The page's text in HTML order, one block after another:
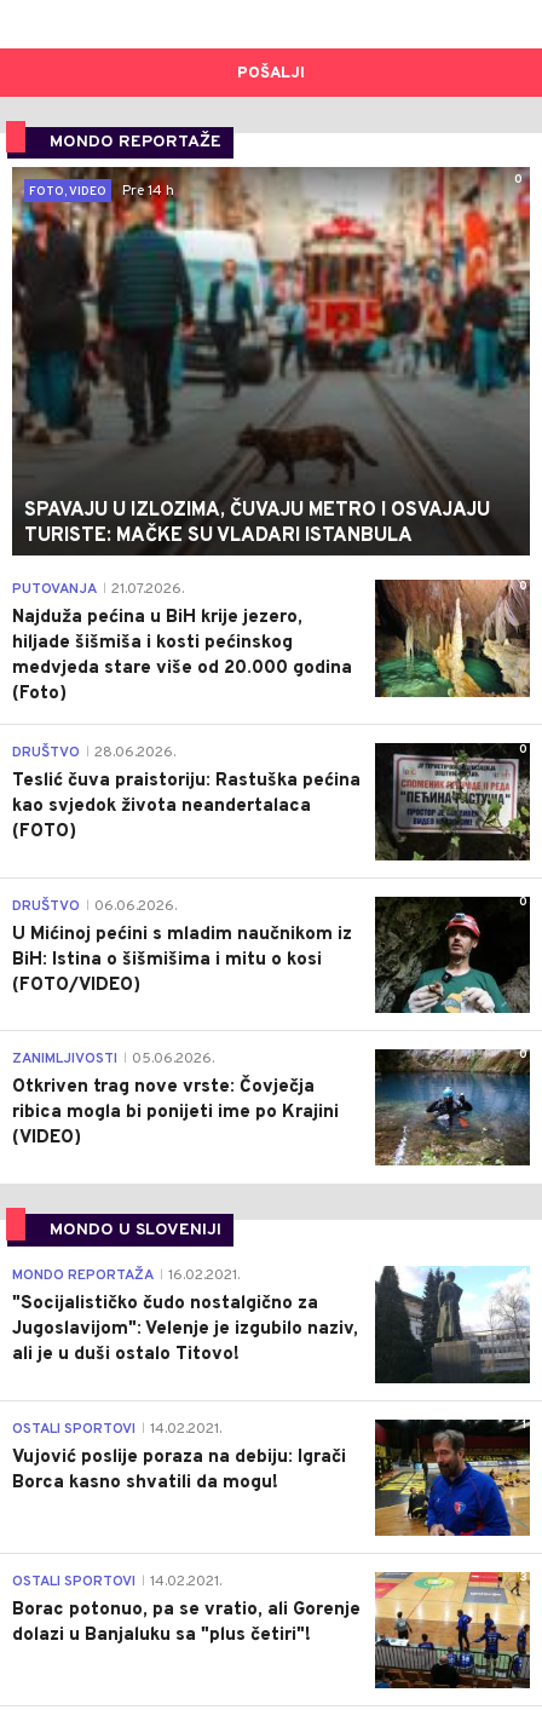
POŠALJI
MONDO REPORTAŽE
0
FOTO, VIDEO
Pre 14 h
SPAVAJU U IZLOZIMA, ČUVAJU METRO I OSVAJAJU
TURISTE: MAČKE SU VLADARI ISTANBULA
0
PUTOVANJA 21.07.2026.
Najduža pećina u BiH krije jezero,
hiljade šišmiša i kosti pećinskog
medvjeda stare više od 20.000 godina
(Foto)
0
DRUŠTVO 28.06.2026.
Teslić čuva praistoriju: Rastuška pećina
kao svjedok života neandertalaca
(FOTO)
0
DRUŠTVO 06.06.2026.
U Mićinoj pećini s mladim naučnikom iz
BiH: Istina o šišmišima i mitu o kosi
(FOTO/VIDEO)
0
ZANIMLJIVOSTI 05.06.2026.
Otkriven trag nove vrste: Čovječja
ribica mogla bi ponijeti ime po Krajini
(VIDEO)
MONDO U SLOVENIJI
4
MONDO REPORTAŽA 16.02.2021.
"Socijalističko čudo nostalgično za
Jugoslavijom": Velenje je izgubilo naziv,
ali je u duši ostalo Titovo!
1
OSTALI SPORTOVI 14.02.2021.
Vujović poslije poraza na debiju: Igrači
Borca kasno shvatili da mogu!
3
OSTALI SPORTOVI 14.02.2021.
Borac potonuo, pa se vratio, ali Gorenje
dolazi u Banjaluku sa "plus četiri"!